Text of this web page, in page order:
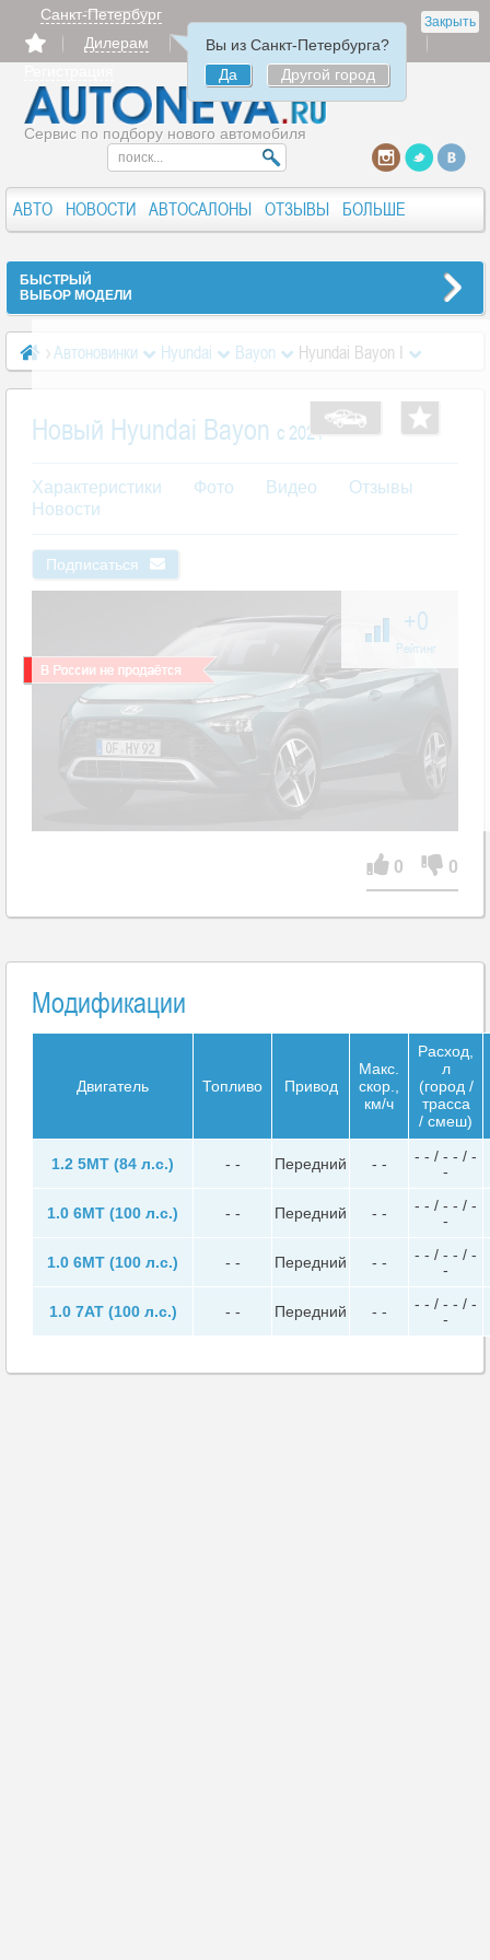
Закрыть
Санкт-Петербург
Вы из Санкт-Петербурга?
Да
Другой город
Дилерам Продать
Авторизация
Сервис по подбору нового автомобиля
АВТО НОВОСТИ АВТОСАЛОНЫ ОТЗЫВЫ БОЛЬШЕ
БЫСТРЫЙ
ВЫБОР МОДЕЛИ
Автоновинки Hyundai Bayon Hyundai Bayon I
Новый Hyundai Bayon c 2021
Характеристики Фото Видео
Отзывы
Новости
Подписаться
+0
Рейтинг
0 0
Модификации
Двигатель Топливо Привод
Макс.
скор.,
км/ч
Расход,
л
(город /
трасса
/ смеш)
1.2 5MT (84 л.с.) - - Передний - -
- - / - - / -
-
1.0 6MT (100 л.с.) - - Передний - -
- - / - - / -
-
1.0 6MT (100 л.с.) - - Передний - -
- - / - - / -
-
1.0 7AT (100 л.с.) - - Передний - -
- - / - - / -
-